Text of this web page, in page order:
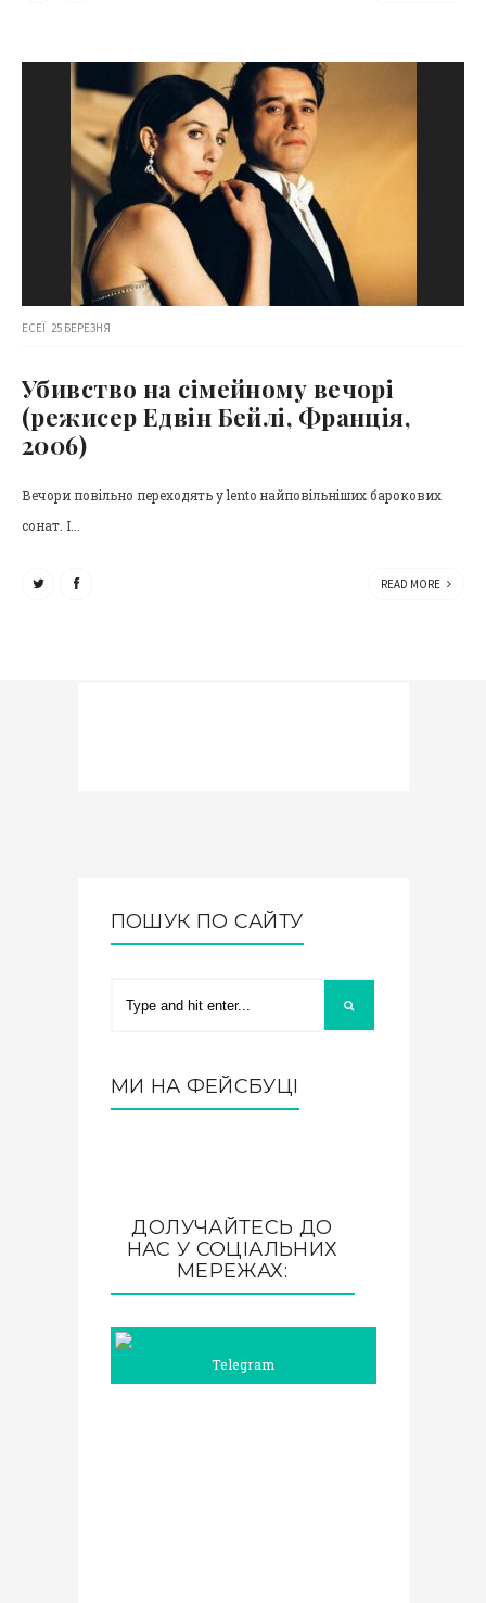
ЕСЕЇ 25 БЕРЕЗНЯ
Убивство на сімейному вечорі
(режисер Едвін Бейлі, Франція,
2006)
Вечори повільно переходять у lento найповільніших барокових
сонат. І...
READ MORE
ПОШУК ПО САЙТУ
МИ НА ФЕЙСБУЦІ
ДОЛУЧАЙТЕСЬ ДО
НАС У СОЦІАЛЬНИХ
МЕРЕЖАХ:
Telegram